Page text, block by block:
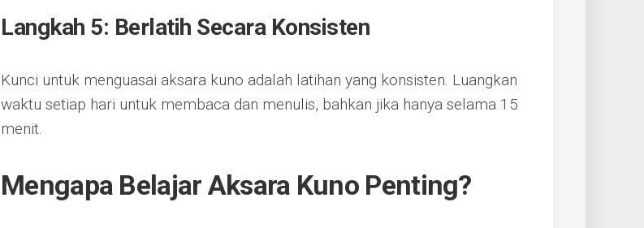
Langkah 5: Berlatih Secara Konsisten
Kunci untuk menguasai aksara kuno adalah latihan yang konsisten. Luangkan
waktu setiap hari untuk membaca dan menulis, bahkan jika hanya selama 15
menit.
Mengapa Belajar Aksara Kuno Penting?